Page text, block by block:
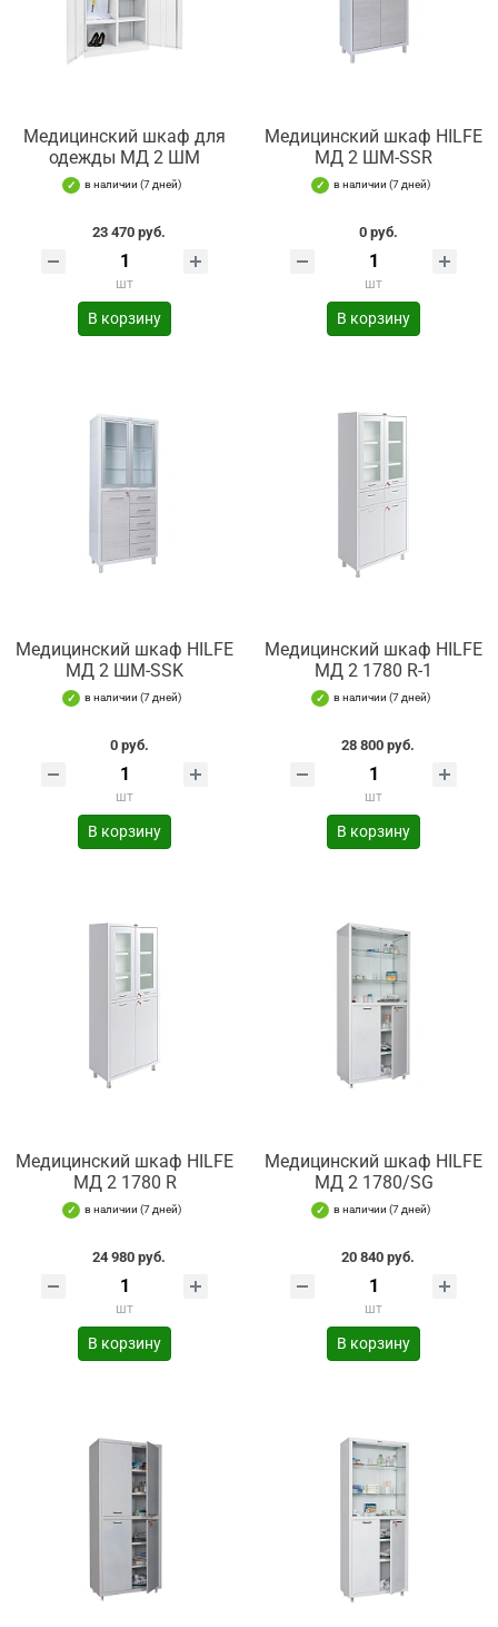
Медицинский шкаф для
одежды МД 2 ШМ
в наличии (7 дней)
23 470 руб.
шт
В корзину
Медицинский шкаф HILFE
МД 2 ШМ-SSR
в наличии (7 дней)
0 руб.
шт
В корзину
Медицинский шкаф HILFE
МД 2 ШМ-SSK
в наличии (7 дней)
0 руб.
шт
В корзину
Медицинский шкаф HILFE
МД 2 1780 R-1
в наличии (7 дней)
28 800 руб.
шт
В корзину
Медицинский шкаф HILFE
МД 2 1780 R
в наличии (7 дней)
24 980 руб.
шт
В корзину
Медицинский шкаф HILFE
МД 2 1780/SG
в наличии (7 дней)
20 840 руб.
шт
В корзину